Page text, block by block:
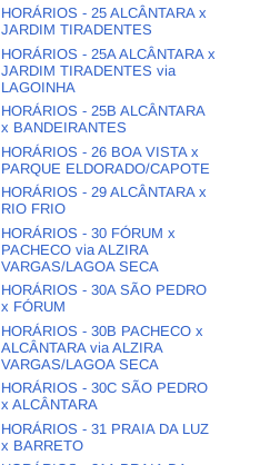
HORÁRIOS - 25 ALCÂNTARA x
JARDIM TIRADENTES
HORÁRIOS - 25A ALCÂNTARA x
JARDIM TIRADENTES via
LAGOINHA
HORÁRIOS - 25B ALCÂNTARA
x BANDEIRANTES
HORÁRIOS - 26 BOA VISTA x
PARQUE ELDORADO/CAPOTE
HORÁRIOS - 29 ALCÂNTARA x
RIO FRIO
HORÁRIOS - 30 FÓRUM x
PACHECO via ALZIRA
VARGAS/LAGOA SECA
HORÁRIOS - 30A SÃO PEDRO
x FÓRUM
HORÁRIOS - 30B PACHECO x
ALCÂNTARA via ALZIRA
VARGAS/LAGOA SECA
HORÁRIOS - 30C SÃO PEDRO
x ALCÂNTARA
HORÁRIOS - 31 PRAIA DA LUZ
x BARRETO